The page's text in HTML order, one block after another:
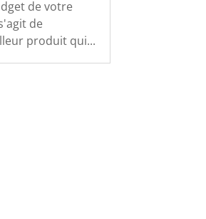
de votre
de
produit qui...